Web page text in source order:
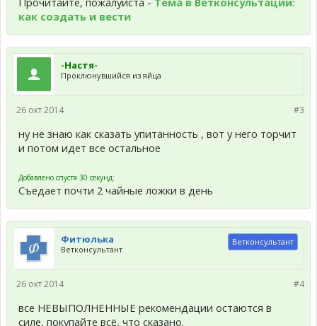
как создать и вести
-Настя-
Проклюнувшийся из яйца
#3
26 окт 2014
ну не знаю как сказать упитанность , вот у него торчит
и потом идет все остальное
Добавлено спустя 30 секунд:
Съедает почти 2 чайные ложки в день
Фитюлька
Ветконсультант
Ветконсультант
#4
26 окт 2014
все НЕВЫПОЛНЕННЫЕ рекомендации остаются в
силе, покупайте всё, что сказано.